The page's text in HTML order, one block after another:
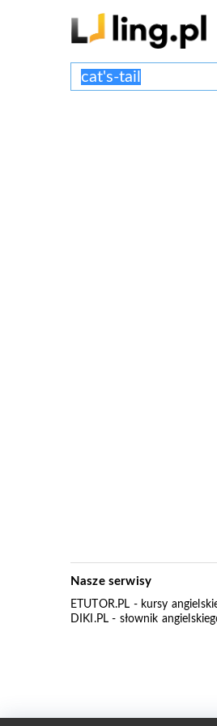
Nasze serwisy
ETUTOR.PL - kursy
DIKI.PL - słownik